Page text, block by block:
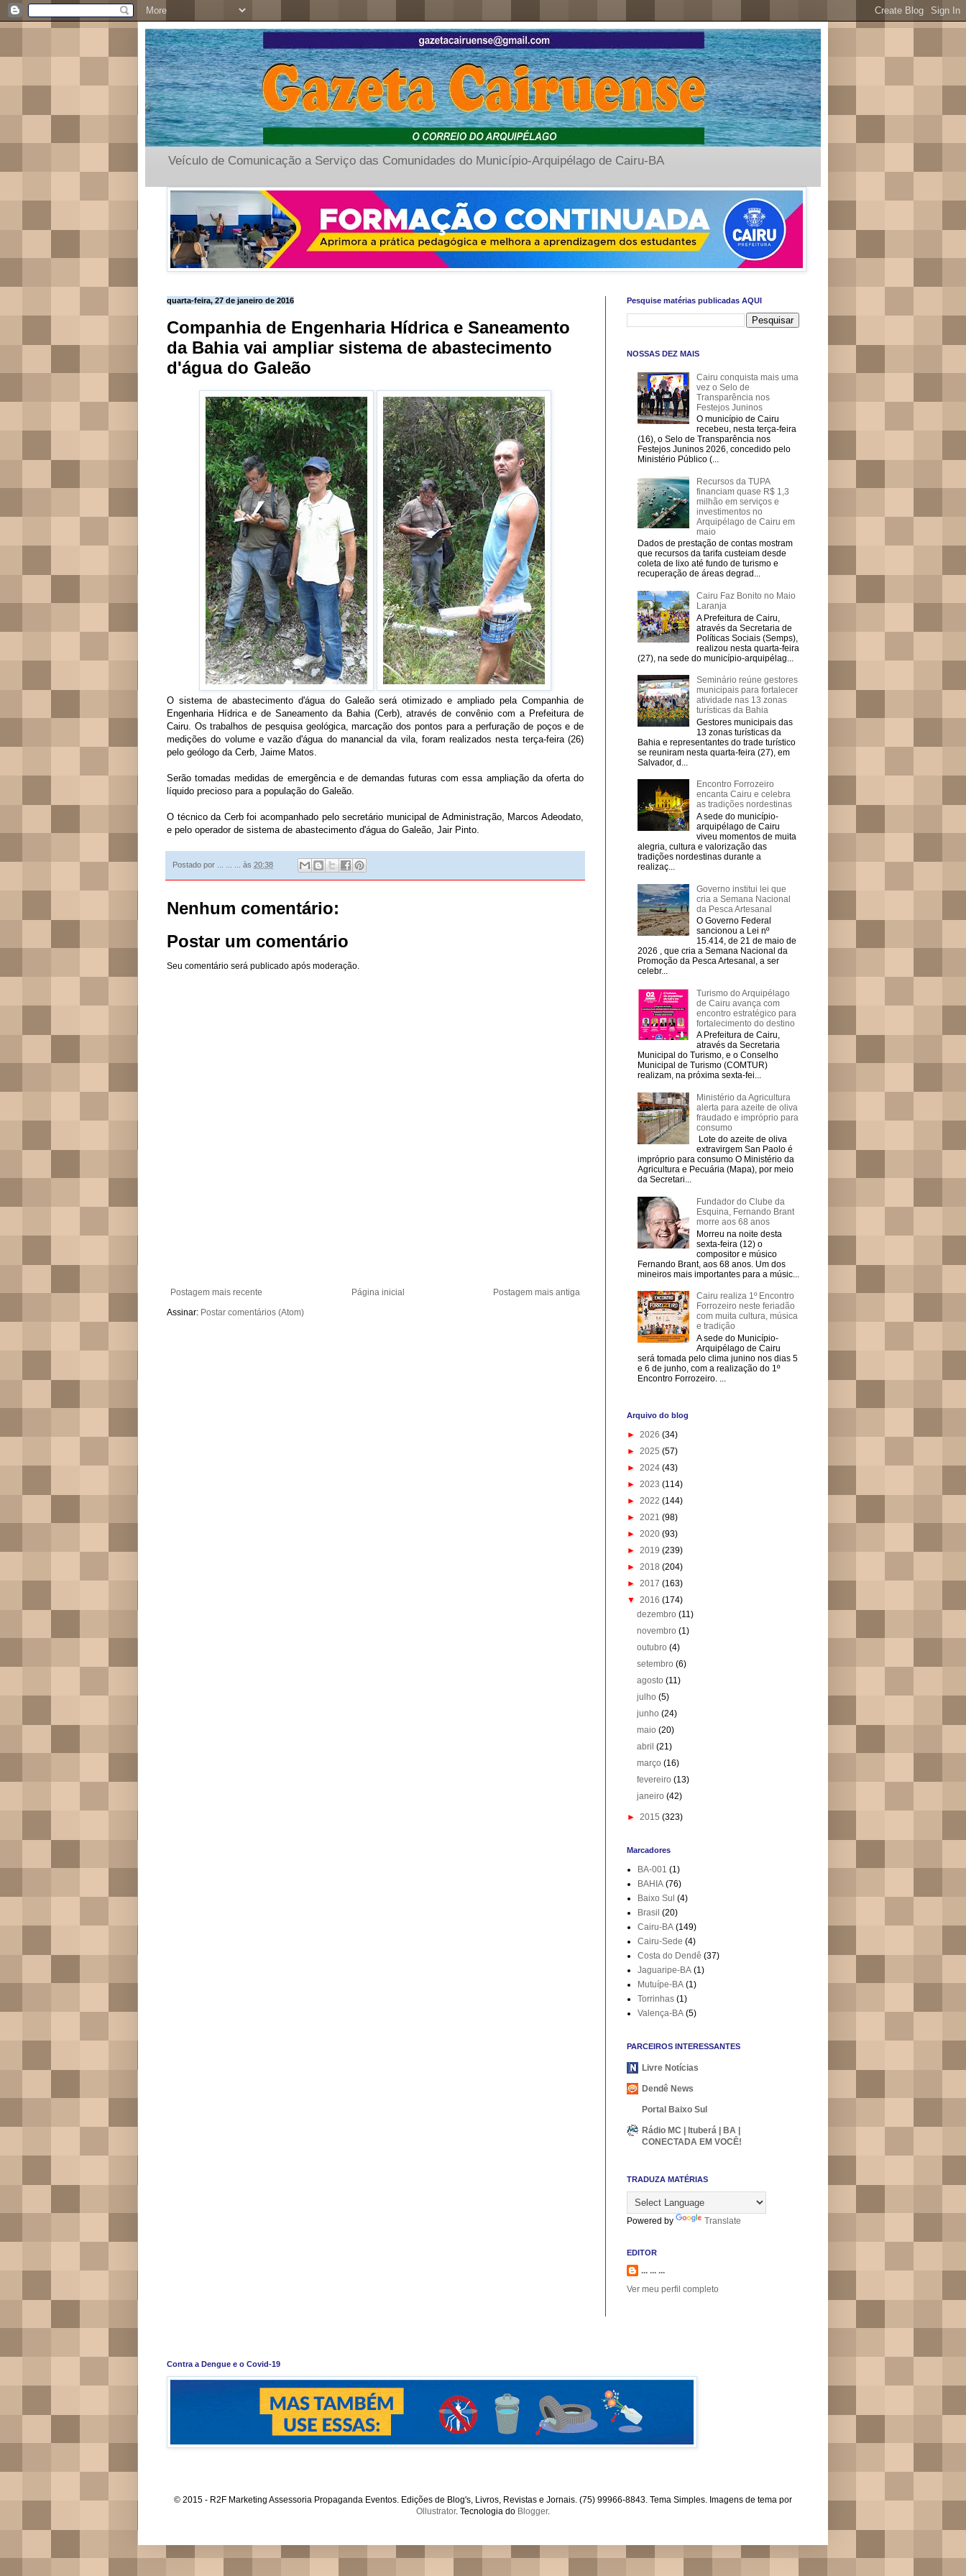
Veículo de Comunicação a Serviço das Comunidades do Município-Arquipélago de Cairu-BA
quarta-feira, 27 de janeiro de 2016
Companhia de Engenharia Hídrica e Saneamento
da Bahia vai ampliar sistema de abastecimento
d'água do Galeão
O sistema de abastecimento d'água do Galeão será otimizado e ampliado pela Companhia de
Engenharia Hídrica e de Saneamento da Bahia (Cerb), através de convênio com a Prefeitura de
Cairu. Os trabalhos de pesquisa geológica, marcação dos pontos para a perfuração de poços e de
medições do volume e vazão d'água do manancial da vila, foram realizados nesta terça-feira (26)
pelo geólogo da Cerb, Jaime Matos.
Serão tomadas medidas de emergência e de demandas futuras com essa ampliação da oferta do
líquido precioso para a população do Galeão.
O técnico da Cerb foi acompanhado pelo secretário municipal de Administração, Marcos Adeodato,
e pelo operador de sistema de abastecimento d'água do Galeão, Jair Pinto.
Postado por às 20:38
Nenhum comentário:
Postar um comentário
Seu comentário será publicado após moderação.
Postagem mais recente Postagem mais antiga
Página inicial
Assinar: Postar comentários (Atom)
Pesquise matérias publicadas AQUI
NOSSAS DEZ MAIS
Cairu conquista mais uma
vez o Selo de
Transparência nos
Festejos Juninos
O município de Cairu
recebeu, nesta terça-feira
(16), o Selo de Transparência nos
Festejos Juninos 2026, concedido pelo
Ministério Público (...
Recursos da TUPA
financiam quase R$ 1,3
milhão em serviços e
investimentos no
Arquipélago de Cairu em
maio
Dados de prestação de contas mostram
que recursos da tarifa custeiam desde
coleta de lixo até fundo de turismo e
recuperação de áreas degrad...
Cairu Faz Bonito no Maio
Laranja
A Prefeitura de Cairu,
através da Secretaria de
Políticas Sociais (Semps),
realizou nesta quarta-feira
(27), na sede do município-arquipélag...
Seminário reúne gestores
municipais para fortalecer
atividade nas 13 zonas
turísticas da Bahia
Gestores municipais das
13 zonas turísticas da
Bahia e representantes do trade turístico
se reuniram nesta quarta-feira (27), em
Salvador, d...
Encontro Forrozeiro
encanta Cairu e celebra
as tradições nordestinas
A sede do município-
arquipélago de Cairu
viveu momentos de muita
alegria, cultura e valorização das
tradições nordestinas durante a
realizaç...
Governo institui lei que
cria a Semana Nacional
da Pesca Artesanal
O Governo Federal
sancionou a Lei nº
15.414, de 21 de maio de
2026 , que cria a Semana Nacional da
Promoção da Pesca Artesanal, a ser
celebr...
Turismo do Arquipélago
de Cairu avança com
encontro estratégico para
fortalecimento do destino
A Prefeitura de Cairu,
através da Secretaria
Municipal do Turismo, e o Conselho
Municipal de Turismo (COMTUR)
realizam, na próxima sexta-fei...
Ministério da Agricultura
alerta para azeite de oliva
fraudado e impróprio para
consumo
Lote do azeite de oliva
extravirgem San Paolo é
impróprio para consumo O Ministério da
Agricultura e Pecuária (Mapa), por meio
da Secretari...
Fundador do Clube da
Esquina, Fernando Brant
morre aos 68 anos
Morreu na noite desta
sexta-feira (12) o
compositor e músico
Fernando Brant, aos 68 anos. Um dos
mineiros mais importantes para a músic...
Cairu realiza 1º Encontro
Forrozeiro neste feriadão
com muita cultura, música
e tradição
A sede do Município-
Arquipélago de Cairu
será tomada pelo clima junino nos dias 5
e 6 de junho, com a realização do 1º
Encontro Forrozeiro. ...
Arquivo do blog
► 2026 (34)
► 2025 (57)
► 2024 (43)
► 2023 (114)
► 2022 (144)
► 2021 (98)
► 2020 (93)
► 2019 (239)
► 2018 (204)
► 2017 (163)
▼ 2016 (174)
dezembro(11)
novembro(1)
outubro(4)
setembro(6)
agosto(11)
julho(5)
junho(24)
maio(20)
abril(21)
março(16)
fevereiro(13)
janeiro(42)
► 2015 (323)
Marcadores
BA-001 (1)
BAHIA (76)
Baixo Sul (4)
Brasil (20)
Cairu-BA (149)
Cairu-Sede (4)
Costa do Dendê (37)
Jaguaripe-BA (1)
Mutuípe-BA (1)
Torrinhas (1)
Valença-BA (5)
PARCEIROS INTERESSANTES
Livre Notícias
Dendê News
Portal Baixo Sul
Rádio MC | Ituberá | BA |
CONECTADA EM VOCÊ!
TRADUZA MATÉRIAS
Powered by Translate
EDITOR
... ... ...
Ver meu perfil completo
Contra a Dengue e o Covid-19
© 2015 - R2F Marketing Assessoria Propaganda Eventos. Edições de Blog's, Livros, Revistas e Jornais. (75) 99966-8843. Tema Simples. Imagens de tema por
Ollustrator. Tecnologia do Blogger.